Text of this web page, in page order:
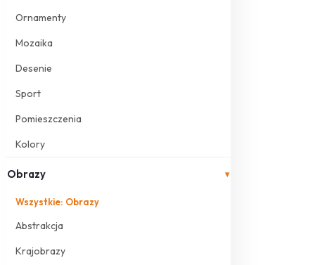
Ornamenty
Mozaika
Desenie
Sport
Pomieszczenia
Kolory
Obrazy ▾
Wszystkie: Obrazy
Abstrakcja
Krajobrazy